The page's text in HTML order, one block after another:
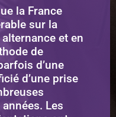
la France
sur la
et en
de
d’une
d’une prise
Les